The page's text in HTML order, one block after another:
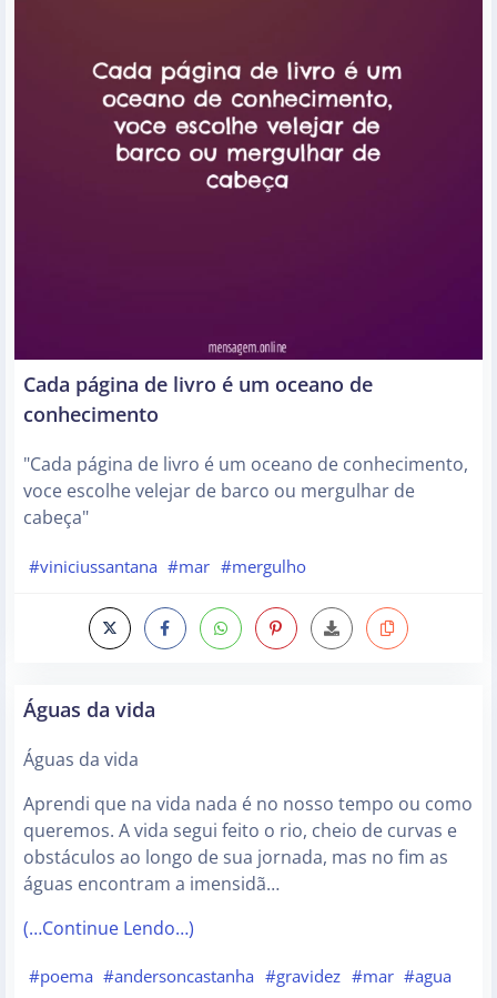
Cada página de livro é um oceano de
conhecimento
"Cada página de livro é um oceano de conhecimento,
voce escolhe velejar de barco ou mergulhar de
cabeça"
#viniciussantana #mar #mergulho
Águas da vida
Águas da vida
Aprendi que na vida nada é no nosso tempo ou como
queremos. A vida segui feito o rio, cheio de curvas e
obstáculos ao longo de sua jornada, mas no fim as
águas encontram a imensidã…
(…Continue Lendo…)
#poema #andersoncastanha #gravidez #mar #agua